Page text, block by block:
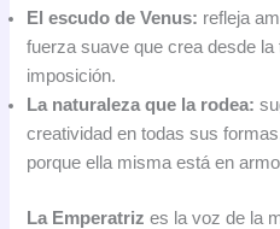
El escudo de Venus: refleja
fuerza suave que crea desde
imposición.
La naturaleza que la rodea:
creatividad en todas sus
porque ella misma está en
La Emperatriz es la voz de la